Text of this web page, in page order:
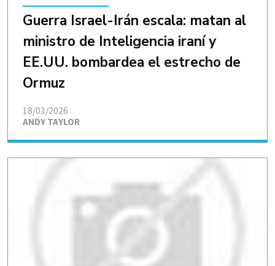
Guerra Israel-Irán escala: matan al
ministro de Inteligencia iraní y
EE.UU. bombardea el estrecho de
Ormuz
ANDY TAYLOR
18/03/2026